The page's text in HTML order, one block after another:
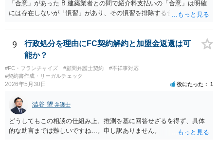
ので、上記の清算条項のみの場合がほとんどです。
「合意」があった B 建築業者との間で紹介料支払いの「合意」は明確
には存在しないが「慣習」があり、その慣習を排除する合意がない と
っとも、裁判所は「慣習」を容易には認めませんから、Aの主張に重き
をおくほうがよろしいと思います。 Aの主張で重要になるのは、例え
ば ・相手方建築業者が「当初払う」と言っていた事実、経緯、内容 ・
貴社が相手方建築業者に対して紹介料支払いを求めた事実 、経緯、内
容 ・相手方建築業者が過去に紹介料を支払った事実 ・相手方建築業者
が施主に対して紹介料支払いを前提とする言動をしていたかどうか な
関係を説明して見通しを立て、相手方建築業者に対する請求を行なっ
ていくことになると思います。
9
行政処分を理由にFC契約解約と加盟金返還は可
能か？
#FC・フランチャイズ #顧問弁護士契約
#不祥事対応
#契約書作成・リーガルチェック
2026年5月30日 役にたった 1
澁谷 望 弁護士
どうしてもこの相談の仕組み上、推測を基に回答せざるを得ず、具体
的な助言までは難しいですね…。申し訳ありません。